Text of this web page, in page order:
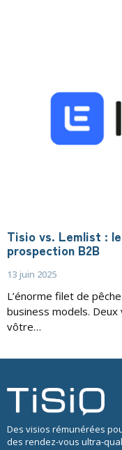
Tisio vs. Lemlist :
prospection B2B
13 juin 2025
L’énorme filet de
business models.
vôtre…
Des visios rémunérées
des rendez-vous ultra-